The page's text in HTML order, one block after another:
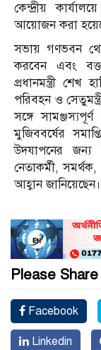
কেন্দ্রীয়
আয়োজন করা
সভায় গণভবন
করবেন এবং
প্রধানমন্ত্রী
পরিবহন ও
সঙ্গে
মুজিববর্ষের
উদযাপনের
নেতাকর্মী,
আহ্বান জানিয়েছেন।
Please
Facebook
Linkedin